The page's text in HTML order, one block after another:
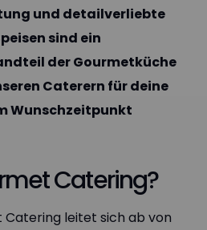
und detailverliebte
sind ein
der Gourmetküche
Caterern für deine
Wunschzeitpunkt
Catering?
leitet sich ab von